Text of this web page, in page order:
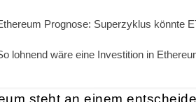
Prognose: Superzyklus könnte
lohnend wäre eine Investition in
steht an einem